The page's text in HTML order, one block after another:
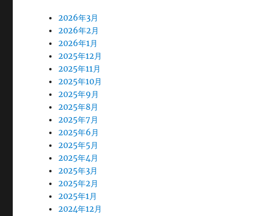
2026年3月
2026年2月
2026年1月
2025年12月
2025年11月
2025年10月
2025年9月
2025年8月
2025年7月
2025年6月
2025年5月
2025年4月
2025年3月
2025年2月
2025年1月
2024年12月